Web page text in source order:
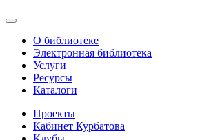
О библиотеке
Электронная библиотека
Услуги
Ресурсы
Каталоги
Проекты
Кабинет Курбатова